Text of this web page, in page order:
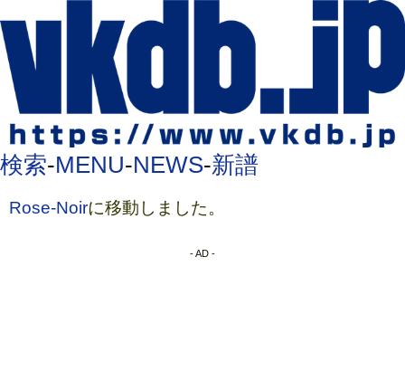
検索-MENU-NEWS-新譜
Rose-Noirに移動しました。
- AD -